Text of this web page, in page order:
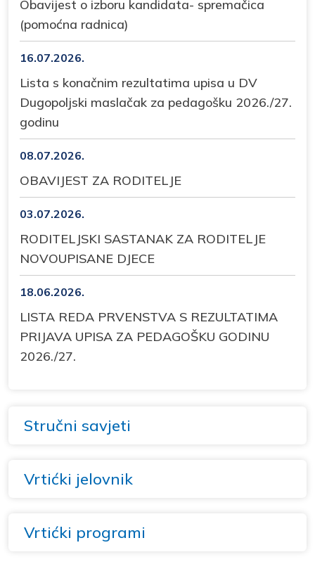
Obavijest o izboru kandidata- spremačica
(pomoćna radnica)
16.07.2026.
Lista s konačnim rezultatima upisa u DV
Dugopoljski maslačak za pedagošku 2026./27.
godinu
08.07.2026.
OBAVIJEST ZA RODITELJE
03.07.2026.
RODITELJSKI SASTANAK ZA RODITELJE
NOVOUPISANE DJECE
18.06.2026.
LISTA REDA PRVENSTVA S REZULTATIMA
PRIJAVA UPISA ZA PEDAGOŠKU GODINU
2026./27.
Stručni savjeti
Vrtićki jelovnik
Vrtićki programi